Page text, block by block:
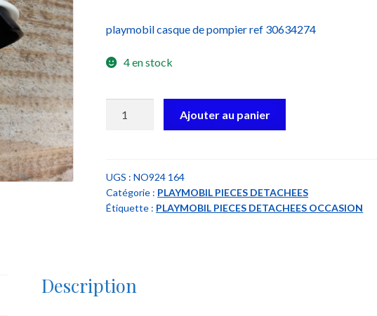
playmobil casque de pompier ref 30634274
4 en stock
casque
pompier
Ajouter au panier
UGS :NO924 164
Catégorie : PLAYMOBIL PIECES DETACHEES
Étiquette : PLAYMOBIL PIECES DETACHEES OCCASION
Description